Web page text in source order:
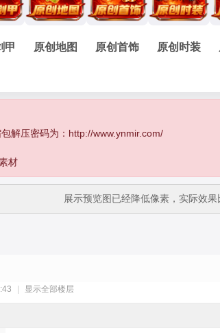
甲 原创地图 原创首饰 原创时装
解压密码为：http://www.ynmir.com/
材
展示预览图已经降低像素，实际效
显示全部楼层